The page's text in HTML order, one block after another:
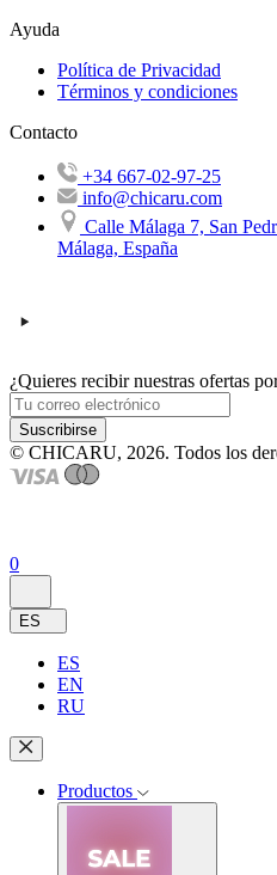
Ayuda
Política de Privacidad
Términos y condiciones
Contacto
+34 667-02-97-25
info@chicaru.com
Calle Málaga 7, San
Málaga, España
¿Quieres recibir nuestras ofertas
Suscribirse
© CHICARU, 2026. Todos los
0
ES
ES
EN
RU
Productos